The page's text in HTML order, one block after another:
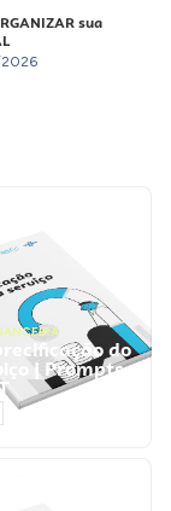
sua
do
| Prompts